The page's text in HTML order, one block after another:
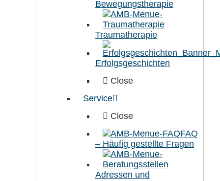
Bewegungstherapie
Traumatherapie
Erfolgsgeschichten
Close
Service
Close
FAQ
– Häufig gestellte Fragen
Adressen und